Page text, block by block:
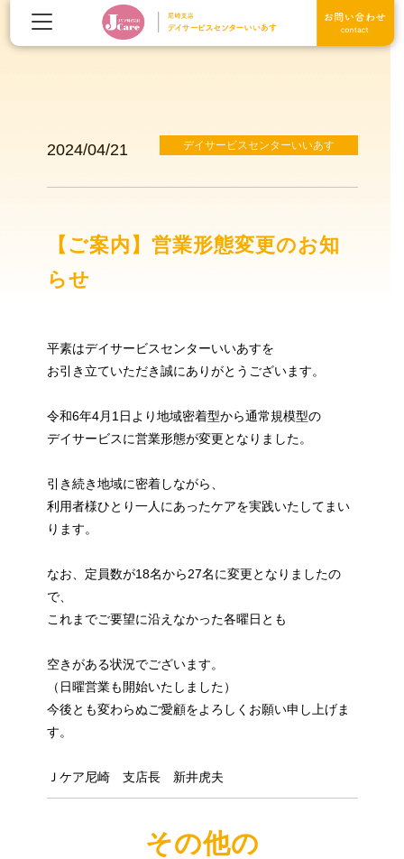
2024/04/21 デイサービスセンターいいあす
【ご案内】営業形態変更のお知
らせ
平素はデイサービスセンターいいあすを
お引き立ていただき誠にありがとうございます。
令和6年4月1日より地域密着型から通常規模型の
デイサービスに営業形態が変更となりました。
引き続き地域に密着しながら、
利用者様ひとり一人にあったケアを実践いたしてまい
ります。
なお、定員数が18名から27名に変更となりましたの
で、
これまでご要望に沿えなかった各曜日とも
空きがある状況でございます。
（日曜営業も開始いたしました）
今後とも変わらぬご愛顧をよろしくお願い申し上げま
す。
Ｊケア尼崎 支店長 新井虎夫
その他の